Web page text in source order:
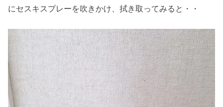
にセスキスプレーを吹きかけ、拭き取ってみると・・